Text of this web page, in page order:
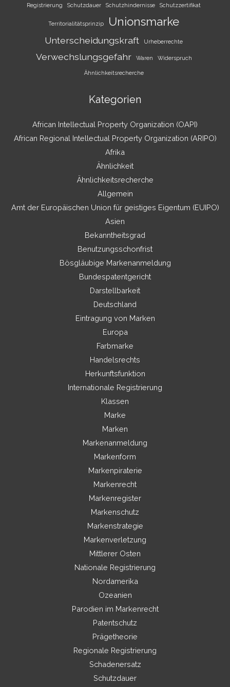
Registrierung Schutzdauer Schutzhindernisse Schutzzertifikat
Territorialitätsprinzip Unionsmarke
Unterscheidungskraft Urheberrechte
Verwechslungsgefahr Waren Widerspruch
Ähnlichkeitsrecherche
Kategorien
African Intellectual Property Organization (OAPI)
African Regional Intellectual Property Organization (ARIPO)
Afrika
Ähnlichkeit
Ähnlichkeitsrecherche
Allgemein
Amt der Europäischen Union für geistiges Eigentum (EUIPO)
Asien
Bekanntheitsgrad
Benutzungsschonfrist
Bösgläubige Markenanmeldung
Bundespatentgericht
Darstellbarkeit
Deutschland
Eintragung von Marken
Europa
Farbmarke
Handelsrechts
Herkunftsfunktion
Internationale Registrierung
Klassen
Marke
Marken
Markenanmeldung
Markenform
Markenpiraterie
Markenrecht
Markenregister
Markenschutz
Markenstrategie
Markenverletzung
Mittlerer Osten
Nationale Registrierung
Nordamerika
Ozeanien
Parodien im Markenrecht
Patentschutz
Prägetheorie
Regionale Registrierung
Schadenersatz
Schutzdauer